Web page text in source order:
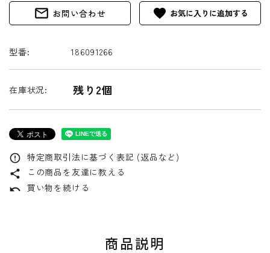
mail_outline お問い合わせ favorite
型番: 186091266
在庫状況: 残り2個
error_outline 特定商取引法に基づく表記 (返品など)
share
この商品を友達に教える
undo 買い物を続ける
商品説明